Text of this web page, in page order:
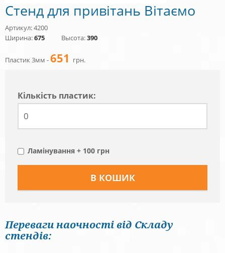
Стенд для привітань Вітаємо
Артикул: 4200
Ширина:675 Высота:390
Пластик 3мм -651 грн.
Кiлькiсть пластик:
Ламінування + 100 грн
Переваги наочності від Складу
стендів: